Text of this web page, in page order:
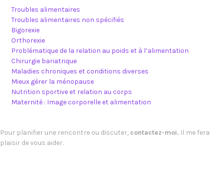
Troubles alimentaires
Troubles alimentaires non spécifiés
Bigorexie
Orthorexie
Problématique de la relation au poids et à l’alimentation
Chirurgie bariatrique
Maladies chroniques et conditions diverses
Mieux gérer la ménopause
Nutrition sportive et relation au corps
Maternité : Image corporelle et alimentation
Pour planifier une rencontre ou discuter, contactez-moi. Il me fera
plaisir de vous aider.